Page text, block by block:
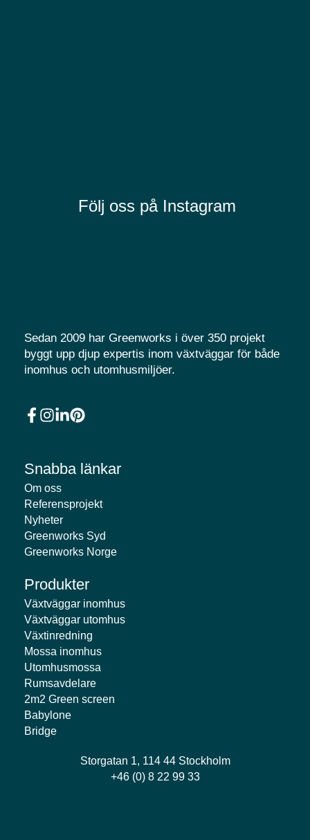
Följ oss på Instagram
Sedan 2009 har Greenworks i över 350 projekt
byggt upp djup expertis inom växtväggar för både
inomhus och utomhusmiljöer.
Snabba länkar
Om oss
Referensprojekt
Nyheter
Greenworks Syd
Greenworks Norge
Produkter
Växtväggar inomhus
Växtväggar utomhus
Växtinredning
Mossa inomhus
Utomhusmossa
Rumsavdelare
2m2 Green screen
Babylone
Bridge
Storgatan 1, 114 44 Stockholm
+46 (0) 8 22 99 33